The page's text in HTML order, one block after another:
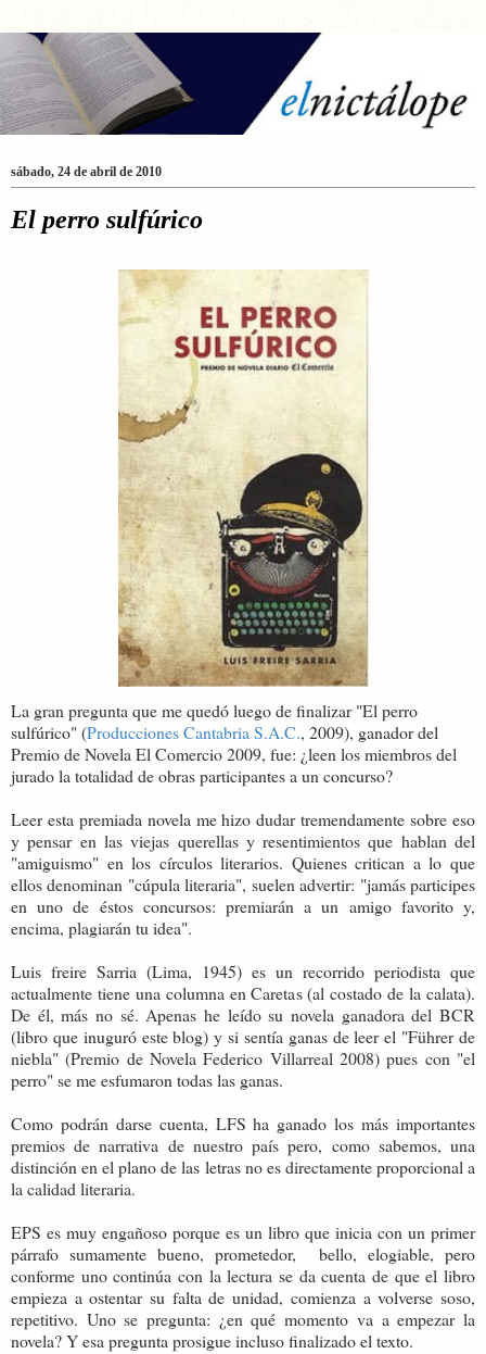
sábado, 24 de abril de 2010
El perro sulfúrico
La gran pregunta que me quedó luego de finalizar "El perro
sulfúrico" (Producciones Cantabria S.A.C., 2009), ganador del
Premio de Novela El Comercio 2009, fue: ¿leen los miembros del
jurado la totalidad de obras participantes a un concurso?
Leer esta premiada novela me hizo dudar tremendamente sobre eso
y pensar en las viejas querellas y resentimientos que hablan del
"amiguismo" en los círculos literarios. Quienes critican a lo que
ellos denominan "cúpula literaria", suelen advertir: "jamás participes
en uno de éstos concursos: premiarán a un amigo favorito y,
encima, plagiarán tu idea".
Luis freire Sarria (Lima, 1945) es un recorrido periodista que
actualmente tiene una columna en Caretas (al costado de la calata).
De él, más no sé. Apenas he leído su novela ganadora del BCR
(libro que inuguró este blog) y si sentía ganas de leer el "Führer de
niebla" (Premio de Novela Federico Villarreal 2008) pues con "el
perro" se me esfumaron todas las ganas.
Como podrán darse cuenta, LFS ha ganado los más importantes
premios de narrativa de nuestro país pero, como sabemos, una
distinción en el plano de las letras no es directamente proporcional a
la calidad literaria.
EPS es muy engañoso porque es un libro que inicia con un primer
párrafo sumamente bueno, prometedor, bello, elogiable, pero
conforme uno continúa con la lectura se da cuenta de que el libro
empieza a ostentar su falta de unidad, comienza a volverse soso,
repetitivo. Uno se pregunta: ¿en qué momento va a empezar la
novela? Y esa pregunta prosigue incluso finalizado el texto.